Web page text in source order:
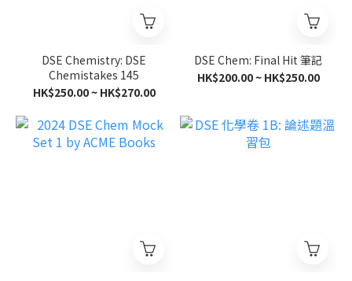
DSE Chemistry: DSE
Chemistakes 145
HK$250.00 ~ HK$270.00
DSE Chem: Final Hit 筆記
HK$200.00 ~ HK$250.00